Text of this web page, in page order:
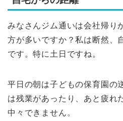
みなさんジム通いは会社帰り
方が多いですか？私は断然、
です。特に土日ですね。
平日の朝は子どもの保育園の
は残業があったり、あと疲れ
中々できません。